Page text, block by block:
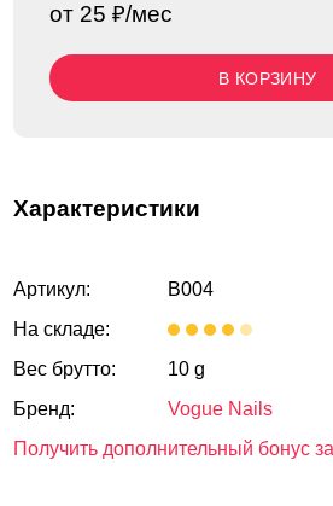
от 25 ₽/мес
В КОРЗИНУ
Характеристики
Артикул:
B004
На складе:
Вес брутто:
10 g
Бренд:
Vogue Nails
Получить дополнительный бонус